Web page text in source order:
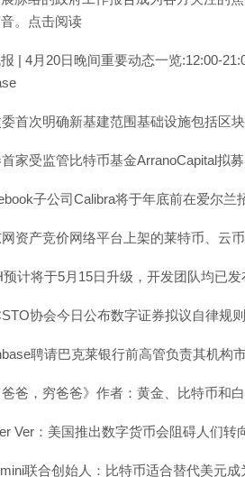
。点击阅读
| 4月20日晚间重要动态一览:12:00-
首次明确新基建范围基础设施包括区块
家受监管比特币基金ArranoCapital拟募
子公司Calibra将于年底前在爱尔兰
资产竞价网络平台上架的莱特币、云币
预计将于5月15日升级，开发团队均已发
协会今日公布数字证券拟议自律规则
聘请巴克莱银行前高管负责其机构市
爸，穷爸爸》作者：黄金、比特币和
Ver：美国推出数字货币会阻碍人们转
联合创始人：比特币适合替代美元